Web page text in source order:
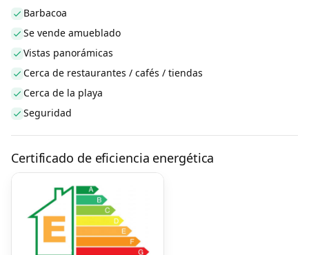
Barbacoa
Se vende amueblado
Vistas panorámicas
Cerca de restaurantes / cafés / tiendas
Cerca de la playa
Seguridad
Certificado de eficiencia energética